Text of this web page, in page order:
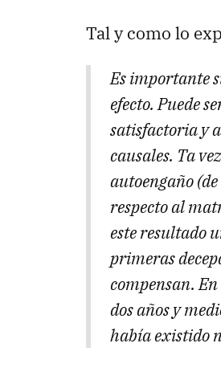
Tal y como lo
Es importante
efecto. Puede
satisfactoria y
causales. Ta
autoengaño
respecto al
este resultado
primeras
compensan.
dos años y
había existido